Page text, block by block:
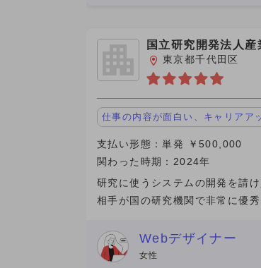
国立研究開発法人産
究所東京都千代田区
仕事の内容が面白い、キャリアア
支払い形態：単発 ￥500,000
関わった時期：2024年
研究に使うシステムの開発を請け
相手が国の研究機関で非常に優秀
た。金額も相当な金額を頂きまし
は本業での関わりがあり、本
Webデザイナー
女性